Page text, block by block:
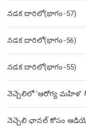
నడక దారిలో(భాగం-57)
నడక దారిలో(భాగం-56)
నడక దారిలో(భాగం-55)
నెచ్చెలిలో ‘ఆరోగ్య మహిళ’
నెచ్చెలి ఛానల్ కోసం